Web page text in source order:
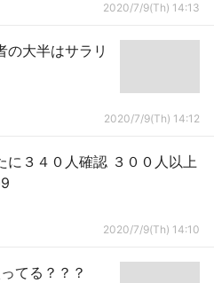
2020/7/9(Th) 14:13
の大半はサラリ
2020/7/9(Th) 14:12
に３４０人確認 ３００人以上
2020/7/9(Th) 14:10
てる？？？